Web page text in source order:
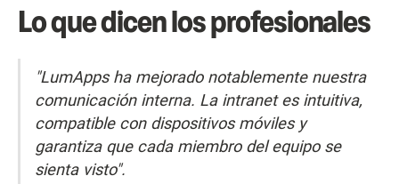
Lo que dicen los profesionales
"LumApps ha mejorado notablemente nuestra
comunicación interna. La intranet es intuitiva,
compatible con dispositivos móviles y
garantiza que cada miembro del equipo se
sienta visto".